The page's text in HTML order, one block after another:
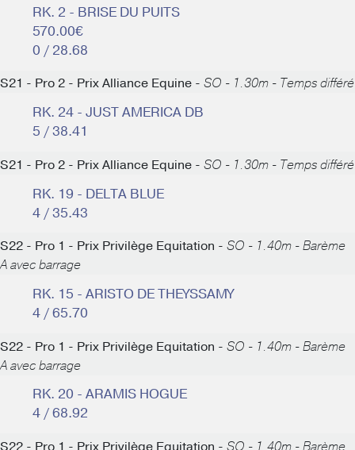
RK. 2 - BRISE DU PUITS
570.00€
0 / 28.68
S21 - Pro 2 - Prix Alliance Equine - SO - 1.30m - Temps différé
RK. 24 - JUST AMERICA DB
5 / 38.41
S21 - Pro 2 - Prix Alliance Equine - SO - 1.30m - Temps différé
RK. 19 - DELTA BLUE
4 / 35.43
S22 - Pro 1 - Prix Privilège Equitation - SO - 1.40m - Barème
A avec barrage
RK. 15 - ARISTO DE THEYSSAMY
4 / 65.70
S22 - Pro 1 - Prix Privilège Equitation - SO - 1.40m - Barème
A avec barrage
RK. 20 - ARAMIS HOGUE
4 / 68.92